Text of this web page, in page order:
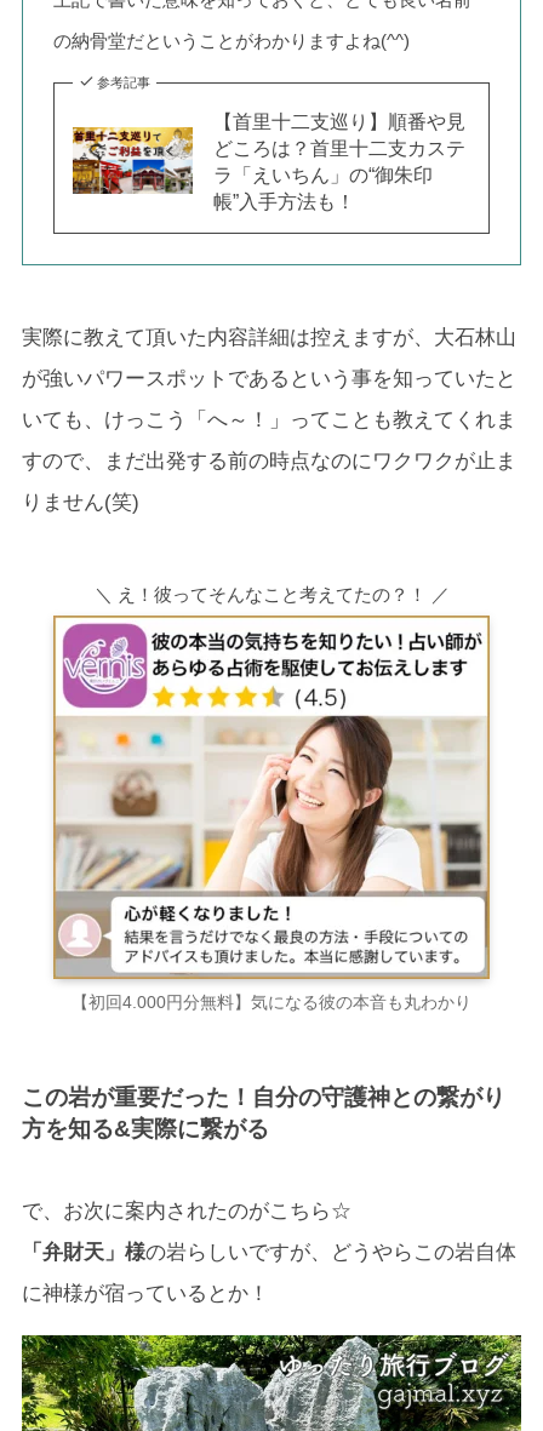
の納骨堂だということがわかりますよね(^^)
参考記事
【首里十二支巡り】順番や見
どころは？首里十二支カステ
ラ「えいちん」の“御朱印
帳”入手方法も！
実際に教えて頂いた内容詳細は控えますが、大石林山
が強いパワースポットであるという事を知っていたと
いても、けっこう「へ～！」ってことも教えてくれま
すので、まだ出発する前の時点なのにワクワクが止ま
りません(笑)
＼ え！彼ってそんなこと考えてたの？！ ／
【初回4.000円分無料】気になる彼の本音も丸わかり
この岩が重要だった！自分の守護神との繋がり
方を知る&実際に繋がる
で、お次に案内されたのがこちら☆
「弁財天」様の岩らしいですが、どうやらこの岩自体
に神様が宿っているとか！